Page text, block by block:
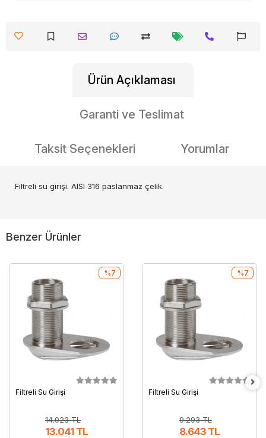
Ürün Açıklaması
Garanti ve Teslimat
Taksit Seçenekleri Yorumlar
Filtreli su girişi. AISI 316 paslanmaz çelik.
Benzer Ürünler
Filtreli Su Girişi
14.023 TL
13.041 TL
%7
Filtreli Su Girişi
9.293 TL
8.643 TL
%7